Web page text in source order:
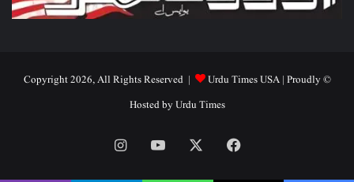
© Copyright 2026, All Rights Reserved |
Urdu Times USA| Proudly
Hosted byUrdu Times
Facebook
YouTube